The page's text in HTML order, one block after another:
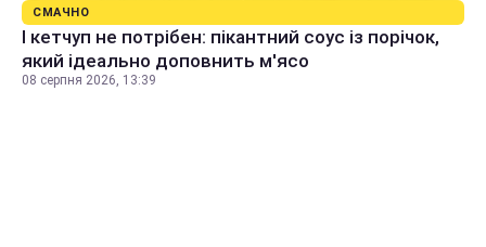
СМАЧНО
І кетчуп не потрібен: пікантний соус із порічок,
який ідеально доповнить м'ясо
08 серпня 2026, 13:39